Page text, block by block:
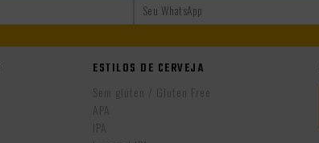
ESTILOS DE CERVEJA
Sem glúten / Gluten Free
APA
IPA